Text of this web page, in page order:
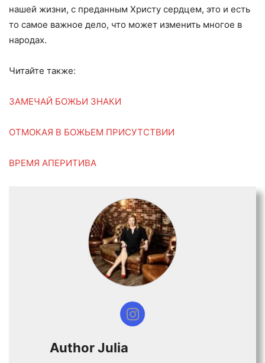
нашей жизни, с преданным Христу сердцем, это и есть
то самое важное дело, что может изменить многое в
народах.
Читайте также:
ЗАМЕЧАЙ БОЖЬИ ЗНАКИ
ОТМОКАЯ В БОЖЬЕМ ПРИСУТСТВИИ
ВРЕМЯ АПЕРИТИВА
Author Julia